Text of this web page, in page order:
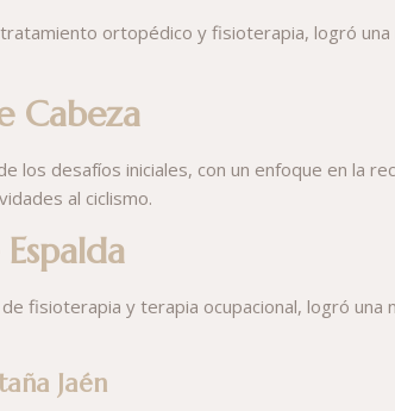
ortopédico y fisioterapia, logró
Cabeza
los desafíos iniciales, con un enfoque en la
al ciclismo.
fisioterapia y terapia ocupacional, logró
Jaén